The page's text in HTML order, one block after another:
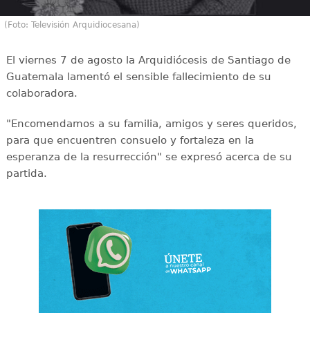
(Foto: Televisión Arquidiocesana)
El viernes 7 de agosto la Arquidiócesis de Santiago de
Guatemala lamentó el sensible fallecimiento de su
colaboradora.
"Encomendamos a su familia, amigos y seres queridos,
para que encuentren consuelo y fortaleza en la
esperanza de la resurrección" se expresó acerca de su
partida.